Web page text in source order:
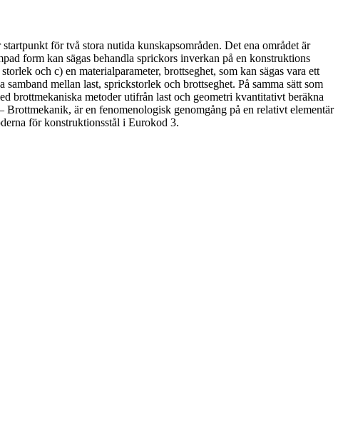
för två stora nutida kunskapsområden. Det ena området är
form kan sägas behandla sprickors inverkan på en konstruktions
och c) en materialparameter, brottseghet, som kan sägas vara ett
mellan last, sprickstorlek och brottseghet. På samma sätt som
brottmekaniska metoder utifrån last och geometri kvantitativt beräkna
är en fenomenologisk genomgång på en relativt elementär
för konstruktionsstål i Eurokod 3.